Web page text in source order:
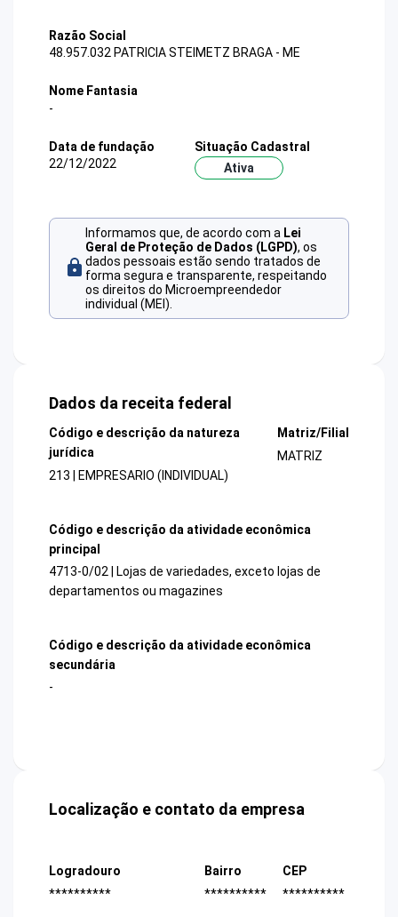
Razão Social
48.957.032 PATRICIA STEIMETZ BRAGA - ME
Nome Fantasia
-
Data de fundação
22/12/2022
Situação Cadastral
Ativa
Informamos que, de acordo com a Lei
Geral de Proteção de Dados (LGPD), os
dados pessoais estão sendo tratados de
forma segura e transparente, respeitando
os direitos do Microempreendedor
individual (MEI).
Dados da receita federal
Código e descrição da natureza
jurídica
213 | EMPRESARIO (INDIVIDUAL)
Matriz/Filial
MATRIZ
Código e descrição da atividade econômica
principal
4713-0/02 | Lojas de variedades, exceto lojas de
departamentos ou magazines
Código e descrição da atividade econômica
secundária
-
Localização e contato da empresa
Logradouro
**********
Bairro
**********
CEP
**********